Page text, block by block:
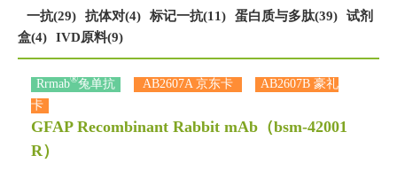
一抗(29) 抗体对(4) 标记一抗(11) 蛋白质与多肽(39)
试剂
盒(4)
IVD原料(9)
Rrmab®兔单抗 AB2607A 京东卡
AB2607B 豪礼
卡
GFAP Recombinant Rabbit mAb （bsm-42001
R）